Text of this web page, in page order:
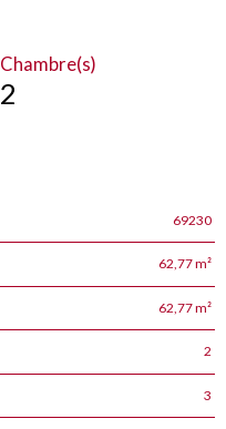
Chambre(s)
2
69230
62,77 m²
62,77 m²
2
3